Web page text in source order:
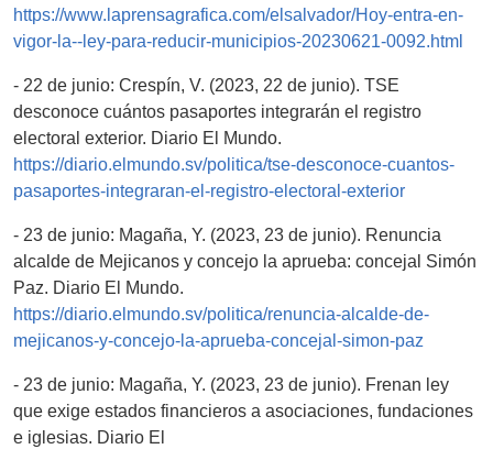
https://www.laprensagrafica.com/elsalvador/Hoy-entra-en-
vigor-la--ley-para-reducir-municipios-20230621-0092.html
- 22 de junio: Crespín, V. (2023, 22 de junio). TSE
desconoce cuántos pasaportes integrarán el registro
electoral exterior. Diario El Mundo.
https://diario.elmundo.sv/politica/tse-desconoce-cuantos-
pasaportes-integraran-el-registro-electoral-exterior
- 23 de junio: Magaña, Y. (2023, 23 de junio). Renuncia
alcalde de Mejicanos y concejo la aprueba: concejal Simón
Paz. Diario El Mundo.
https://diario.elmundo.sv/politica/renuncia-alcalde-de-
mejicanos-y-concejo-la-aprueba-concejal-simon-paz
- 23 de junio: Magaña, Y. (2023, 23 de junio). Frenan ley
que exige estados financieros a asociaciones, fundaciones
e iglesias. Diario El